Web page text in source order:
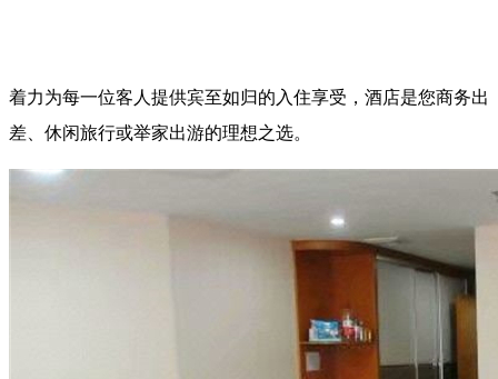
着力为每一位客人提供宾至如归的入住享受，酒店是您商务出
差、休闲旅行或举家出游的理想之选。